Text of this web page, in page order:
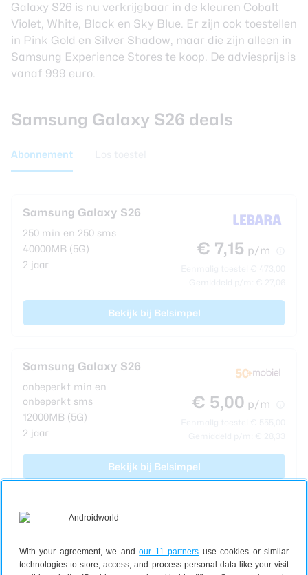
With your agreement, we andour 11 partners use cookies or similar
technologies to store, access, and process personal data like your visit
Galaxy S26 is nu verkrijgbaar in de kleuren Cobalt
Violet, White, Black en Sky Blue. Er zijn ook toestellen
in Pink Gold en Silver Shadow, maar die zijn alleen in
Samsung Experience Stores te koop. De adviesprijs is
vanaf 999 euro.
Samsung Galaxy S26 deals
Abonnement
Samsung Galaxy S26
250 min en 250 sms
40000MB (5G)
2 jaar
€ 7,15 p/m
Bekijk bij Belsimpel
Samsung Galaxy S26
onbeperkt min en
onbeperkt sms
12000MB (5G)
2 jaar
€ 5,00 p/m
Bekijk bij Belsimpel
Samsung Galaxy S26
10000MB (5G)
2 jaar
€ 29,25p/m